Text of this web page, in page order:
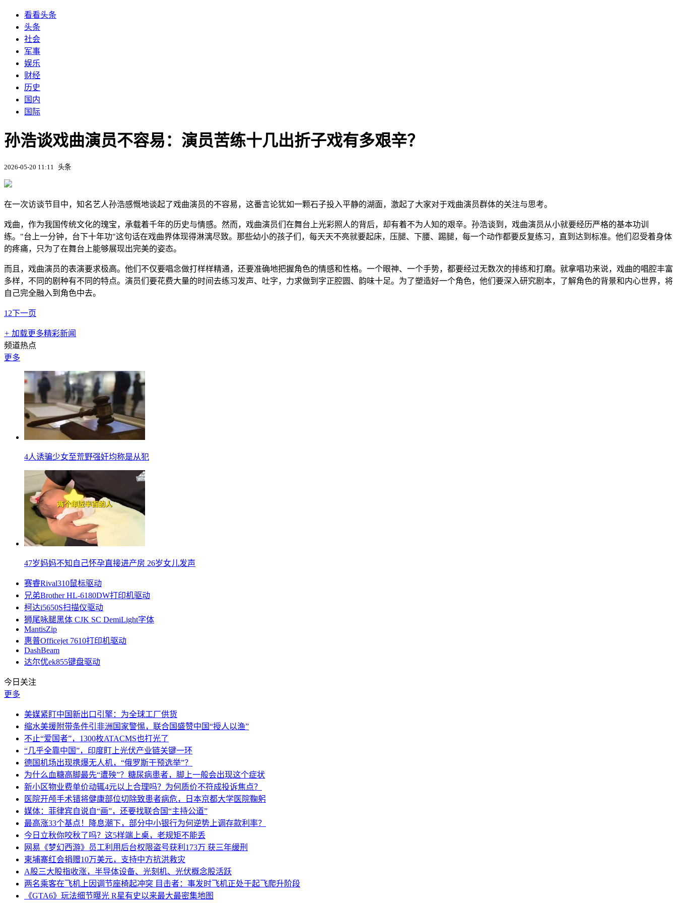
看看头条
头条
社会
军事
娱乐
财经
历史
国内
国际
孙浩谈戏曲演员不容易：演员苦练十几出折子戏有多艰辛？
2026-05-20 11:11 头条
在一次访谈节目中，知名艺人孙浩感慨地谈起了戏曲演员的不容易，这番言论犹如一颗石子投入平静的湖面，激起了大家对于戏曲演员群体的关注与思考。
戏曲，作为我国传统文化的瑰宝，承载着千年的历史与情感。然而，戏曲演员们在舞台上光彩照人的背后，却有着不为人知的艰辛。孙浩谈到，戏曲演员从小就要经历严格的基本功训
练。"台上一分钟，台下十年功"这句话在戏曲界体现得淋漓尽致。那些幼小的孩子们，每天天不亮就要起床，压腿、下腰、踢腿，每一个动作都要反复练习，直到达到标准。他们忍受着身体
的疼痛，只为了在舞台上能够展现出完美的姿态。
而且，戏曲演员的表演要求极高。他们不仅要唱念做打样样精通，还要准确地把握角色的情感和性格。一个眼神、一个手势，都要经过无数次的排练和打磨。就拿唱功来说，戏曲的唱腔丰富
多样，不同的剧种有不同的特点。演员们要花费大量的时间去练习发声、吐字，力求做到字正腔圆、韵味十足。为了塑造好一个角色，他们要深入研究剧本，了解角色的背景和内心世界，将
自己完全融入到角色中去。
1 2下一页
+ 加载更多精彩新闻
频道热点
更多
4人诱骗少女至荒野强奸均称是从犯
47岁妈妈不知自己怀孕直接进产房 26岁女儿发声
赛睿Rival310鼠标驱动
兄弟Brother HL-6180DW打印机驱动
柯达i5650S扫描仪驱动
狮尾咏腿黑体 CJK SC DemiLight字体
MantisZip
惠普Officejet 7610打印机驱动
DashBeam
达尔优ek855键盘驱动
今日关注
更多
美媒紧盯中国新出口引擎：为全球工厂供货
缩水美援附带条件引非洲国家警惕，联合国盛赞中国“授人以渔”
不止“爱国者”，1300枚ATACMS也打光了
“几乎全靠中国”，印度盯上光伏产业链关键一环
德国机场出现携爆无人机，“俄罗斯干预选举”？
为什么血糖高脚最先“遭殃”？糖尿病患者，脚上一般会出现这个症状
新小区物业费单价动辄4元以上合理吗？为何质价不符成投诉焦点？
医院开颅手术错将健康部位切除致患者病危，日本京都大学医院鞠躬
媒体：菲律宾自说自“画”，还要找联合国“主持公道”
最高涨33个基点！降息潮下，部分中小银行为何逆势上调存款利率？
今日立秋你咬秋了吗？这5样端上桌，老规矩不能丢
网易《梦幻西游》员工利用后台权限盗号获利173万 获三年缓刑
柬埔寨红会捐赠10万美元，支持中方抗洪救灾
A股三大股指收涨，半导体设备、光刻机、光伏概念股活跃
两名乘客在飞机上因调节座椅起冲突 目击者：事发时飞机正处于起飞爬升阶段
《GTA6》玩法细节曝光 R星有史以来最大最密集地图